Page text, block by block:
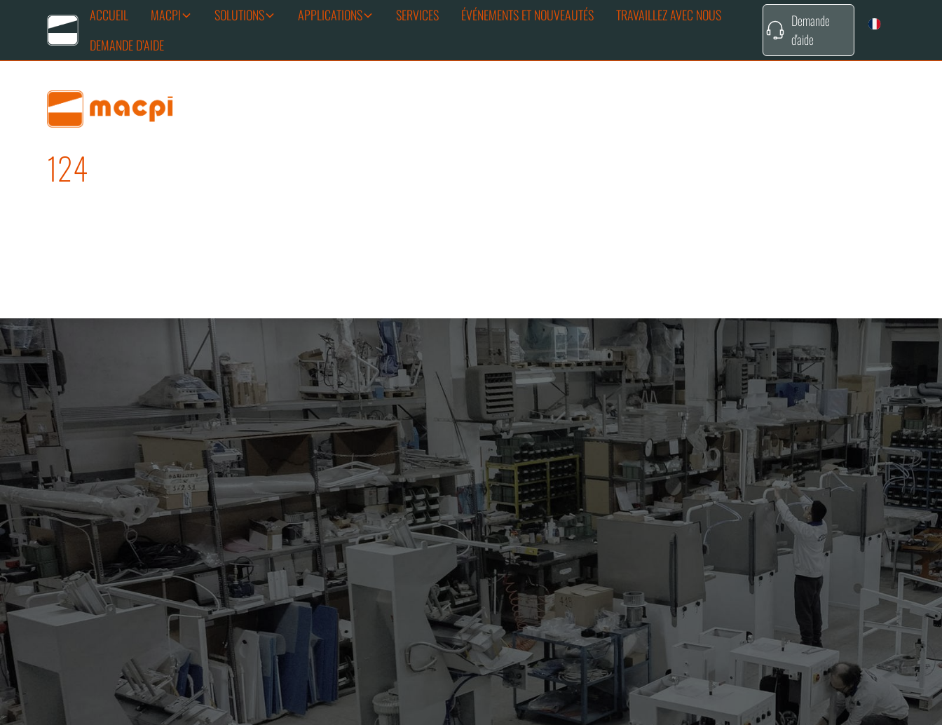
ACCUEIL MACPI SOLUTIONS APPLICATIONS SERVICES ÉVÉNEMENTS ET NOUVEAUTÉS
TRAVAILLEZ AVEC NOUS
DEMANDE D’AIDE
Demande
d'aide
124
124
REPASSAGE COLS ET POIGNETS DES CHEMISES
Machine avec pressage pneumatique, chauffage électronique.
La machine a les caractéristiques suivantes et elle est complète de:
* réglage de la pression de repassage
* réglage électrique de la température
* une série des gabarits composée de:
* gabarit droite/gauche
* plaque inférieure droite/gauche
* plaque supérieure droite/gauche
* manipulation automatique des chariots de gabarit (avec boutons /
pédales)
* programmateur TG 99.20 (palmaire graphique amovible et détachable)
NB : la machine nécessite des gabarits (voir accessoires)